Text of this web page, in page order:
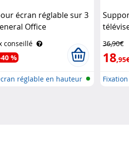
écran réglable sur 3
Office
conseillé
%
réglable en hauteur
36,90€
18